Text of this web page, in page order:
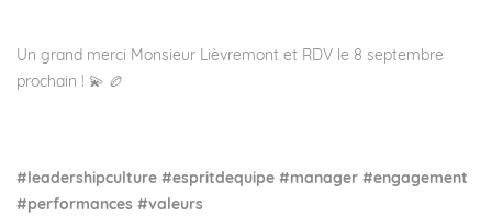
Un grand merci Monsieur Lièvremont et RDV le 8 septembre
prochain ! 💫 🏉
#leadershipculture #espritdequipe #manager #engagement
#performances #valeurs